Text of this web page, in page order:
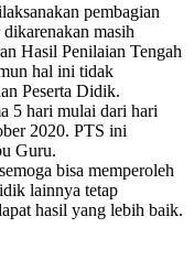
pembagian
masih
Hasil Penilaian Tengah
hal ini tidak
Peserta Didik.
5 hari mulai dari hari
2020. PTS ini
Guru.
bisa memperoleh
lainnya tetap
hasil yang lebih baik.